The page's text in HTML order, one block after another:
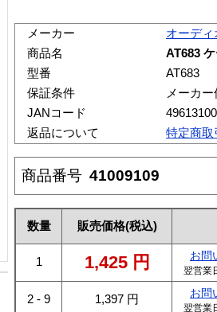
メーカー
オーデ
商品名
AT683
型番
AT683
保証条件
メーカ
JANコード
返品について
特定商取
商品番号 41009109
数量 販売価格(税込)
1 1,425 円 お問
翌営業
2 - 9 1,397 円 お問
翌営業